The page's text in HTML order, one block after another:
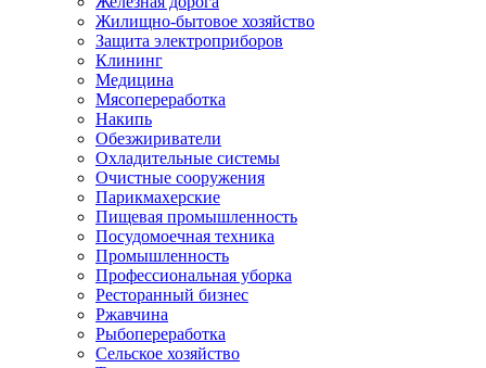
Жилищно-бытовое хозяйство
Защита электроприборов
Клининг
Медицина
Мясопереработка
Накипь
Обезжириватели
Охладительные системы
Очистные сооружения
Парикмахерские
Пищевая промышленность
Посудомоечная техника
Промышленность
Профессиональная уборка
Ресторанный бизнес
Ржавчина
Рыбопереработка
Сельское хозяйство